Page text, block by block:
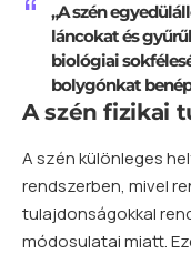
„A szén
láncokat és
biológiai
bolygónkat
A szén fizikai
A szén különleges
rendszerben, mivel
tulajdonságokkal
módosulatai miatt.